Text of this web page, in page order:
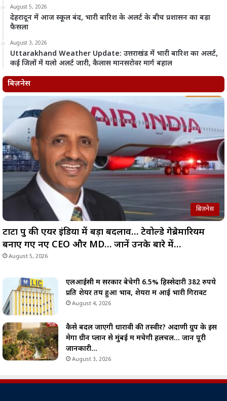
August 5, 2026
देहरादून में आज स्कूल बंद, भारी बारिश के अलर्ट के बीच प्रशासन का बड़ा
फैसला
August 3, 2026
Uttarakhand Weather Update: उत्तराखंड में भारी बारिश का अलर्ट,
कई जिलों में यलो अलर्ट जारी, कैलास मानसरोवर मार्ग बहाल
बिज़नेस
बिज़नेस
टाटा ग्रुप की एयर इंडिया में बड़ा बदलाव… टेवोल्डे गेब्रेमारियम
बनाए गए नए CEO और MD… जानें उनके बारे में…
August 5, 2026
एलआईसी में सरकार बेचेगी 6.5% हिस्सेदारी 382 रुपये
प्रति शेयर तय हुआ भाव, शेयरों में आई भारी गिरावट
August 4, 2026
कैसे बदल जाएगी धारावी की तस्वीर? अदाणी ग्रुप के इस
मेगा ग्रीन प्लान से मुंबई में मचेगी हलचल… जानें पूरी
जानकारी…
August 3, 2026